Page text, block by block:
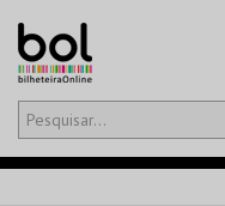
Olá,iniciar sessão